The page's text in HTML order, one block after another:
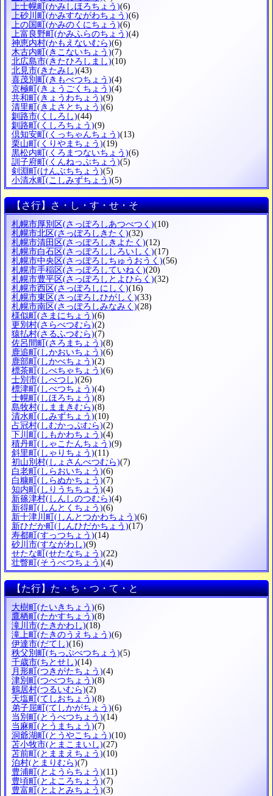
上士幌町(かみしほろちょう)(6)
上砂川町(かみすながわちょう)(6)
上の国町(かみのくにちょう)(6)
上富良野町(かみふらのちょう)(4)
神恵内村(かもえないむら)(6)
木古内町(きこないちょう)(7)
北広島市(きたひろしまし)(10)
北見市(きたみし)(43)
喜茂別町(きもべつちょう)(4)
京極町(きょうごくちょう)(4)
共和町(きょうわちょう)(9)
清里町(きよさとちょう)(6)
釧路市(くしろし)(44)
釧路町(くしろちょう)(9)
倶知安町(くっちゃんちょう)(13)
栗山町(くりやまちょう)(19)
黒松内町(くろまつないちょう)(6)
訓子府町(くんねっぷちょう)(5)
剣淵町(けんぶちちょう)(5)
小清水町(こしみずちょう)(5)
【さ行】さ・し・す・せ・そ
札幌市厚別区(さっぽろしあつべつく)(10)
札幌市北区(さっぽろしきたく)(32)
札幌市清田区(さっぽろしきよたく)(12)
札幌市白石区(さっぽろししろいしく)(17)
札幌市中央区(さっぽろしちゅうおうく)(56)
札幌市手稲区(さっぽろしていねく)(20)
札幌市豊平区(さっぽろしとよひらく)(32)
札幌市西区(さっぽろしにしく)(16)
札幌市東区(さっぽろしひがしく)(33)
札幌市南区(さっぽろしみなみく)(28)
様似町 (さまにちょう)(6)
更別村(さらべつむら)(2)
猿払村(さるふつむら)(7)
佐呂間町 (さろまちょう)(8)
鹿追町 (しかおいちょう)(6)
鹿部町 (しかべちょう)(2)
標茶町 (しべちゃちょう)(6)
士別市(しべつし)(26)
標津町 (しべつちょう)(4)
士幌町 (しほろちょう)(8)
島牧村(しままきむら)(8)
清水町 (しみずちょう)(10)
占冠村(しむかっぷむら)(2)
下川町 (しもかわちょう)(4)
積丹町 (しゃこたんちょう)(9)
斜里町 (しゃりちょう)(11)
初山別村(しょさんべつむら)(7)
白老町 (しらおいちょう)(6)
白糠町 (しらぬかちょう)(7)
知内町 (しりうちちょう)(4)
新篠津村(しんしのつむら)(4)
新得町 (しんとくちょう)(6)
新十津川町 (しんとつかわちょう)(6)
新ひだか町 (しんひだかちょう)(17)
寿都町 (すっつちょう)(14)
砂川市(すながわし)(9)
せたな町 (せたなちょう)(22)
壮瞥町 (そうべつちょう)(4)
【た行】た・ち・つ・て・と
大樹町 (たいきちょう)(6)
鷹栖町 (たかすちょう)(8)
滝川市(たきかわし)(18)
滝上町 (たきのうえちょう)(6)
伊達市(だてし)(16)
秩父別町 (ちっぷべつちょう)(5)
千歳市(ちとせし)(14)
月形町 (つきがたちょう)(4)
津別町 (つべつちょう)(8)
鶴居村(つるいむら)(2)
天塩町 (てしおちょう)(8)
弟子屈町 (てしかがちょう)(6)
当別町 (とうべつちょう)(14)
当麻町 (とうまちょう)(7)
洞爺湖町 (とうやこちょう)(10)
苫小牧市(とまこまいし)(27)
苫前町 (とままえちょう)(10)
泊村(とまりむら)(7)
豊浦町 (とようらちょう)(11)
豊頃町 (とよころちょう)(7)
豊富町 (とよとみちょう)(3)